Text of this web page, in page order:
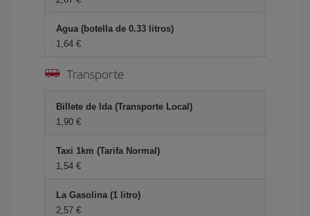
Agua (botella de 0.33 litros)
1,64 €
Transporte
Billete de Ida (Transporte Local)
1,90 €
Taxi 1km (Tarifa Normal)
1,54 €
La Gasolina (1 litro)
2,57 €